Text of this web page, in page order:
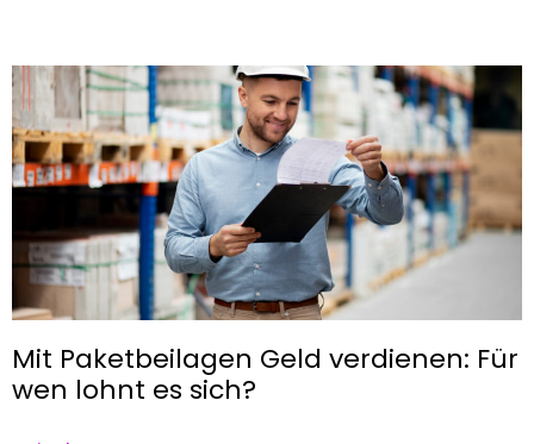
Mit Paketbeilagen Geld verdienen: Für
wen lohnt es sich?